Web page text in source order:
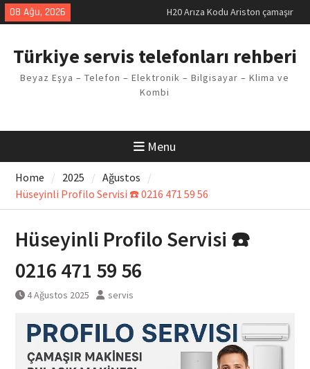
Skip
to
08 Ağu, 2026
LG kombi E2 Arızası Çözümü
Vaillant çamaşır makinesi E03
Arıza Kodu
Ferroli klima E3 Arızası Çözümü
Türkiye servis telefonları rehberi
Beyaz Eşya – Telefon – Elektronik – Bilgisayar – Klima ve
Kombi
Menu
Home 2025
Ağustos
Hüseyinli Profilo Servisi ☎️ 0216 471 59 56
Hüseyinli Profilo Servisi ☎️
0216 471 59 56
4 Ağustos 2025 servis